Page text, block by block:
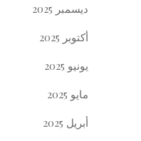
ديسمبر 2025
أكتوبر 2025
يونيو 2025
مايو 2025
أبريل 2025